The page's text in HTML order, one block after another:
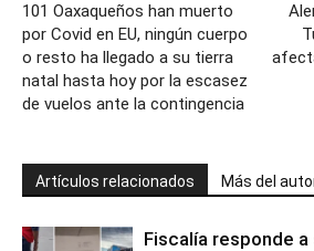
101 Oaxaqueños han muerto
por Covid en EU, ningún cuerpo
o resto ha llegado a su tierra
natal hasta hoy por la escasez
de vuelos ante la contingencia
Artículos relacionados Más del
Fiscalía responde